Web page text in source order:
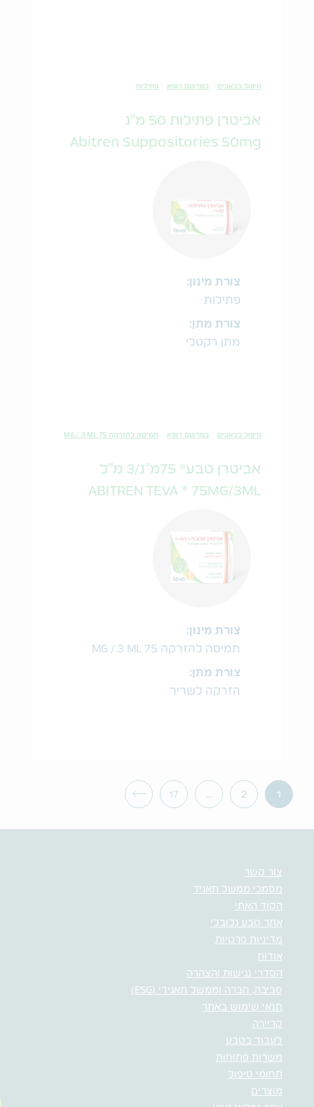
טיפול בכאבים במרשם רופא פתילות
אביטרן פתילות 50 מ"ג
Abitren Suppositories 50mg
צורת מינון:
פתילות
צורת מתן:
מתן רקטלי
טיפול בכאבים במרשם רופא תמיסה להזרקה 75 MG / 3 ML
אביטרן טבע® 75מ"ג/3 מ"ל
ABITREN TEVA ® 75MG/3ML
צורת מינון:
תמיסה להזרקה 75 MG / 3 ML
צורת מתן:
הזרקה לשריר
1
2
…
17
צור קשר
מסמכי ממשל תאגיד
הקוד האתי
אתר טבע גלובלי
מדיניות פרטיות
אודות
הסדרי נגישות והצהרה
סביבה, חברה וממשל תאגידי (ESG)
תנאי שימוש באתר
קריירה
לעבוד בטבע
משרות פתוחות
תחומי טיפול
מוצרים